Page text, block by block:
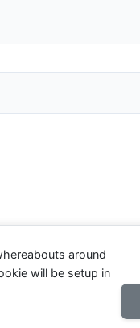
around
will be setup in